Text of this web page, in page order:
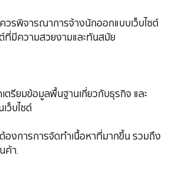
รพิจารณาการจ้างนักออกแบบเว็บไซต์
ที่มีความสวยงามและทันสมัย
รียมข้อมูลพื้นฐานเกี่ยวกับธุรกิจ และ
ว็บไซต์
งการการจัดทำเนื้อหาที่มากขึ้น รวมถึง
ค้า.